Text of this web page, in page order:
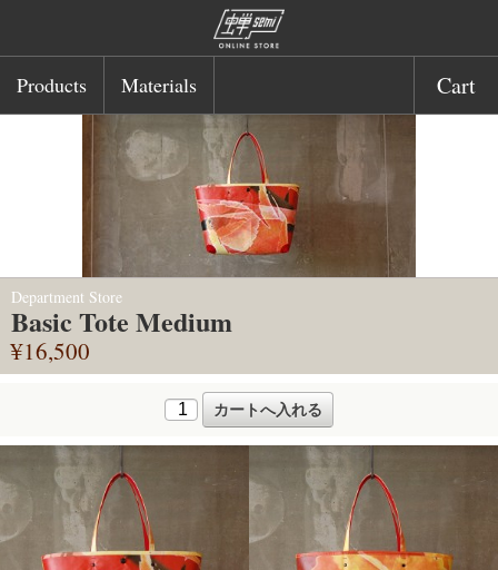
Products Materials Cart
Department Store
Basic Tote Medium
¥16,500